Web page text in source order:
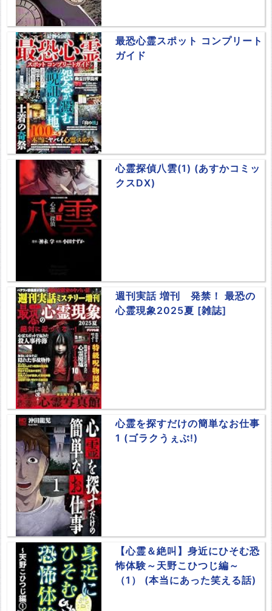
最恐心霊スポット コンプリート
ガイド
心霊探偵八雲(1) (あすかコミッ
クスDX)
週刊実話 増刊 発禁！ 最恐の
心霊現象2025夏 [雑誌]
心霊を探すだけの簡単なお仕事
1 (ゴラクうぇぶ!)
【心霊＆絶叫】身近にひそむ恐
怖体験～天野こひつじ編～
（1） (本当にあった笑える話)